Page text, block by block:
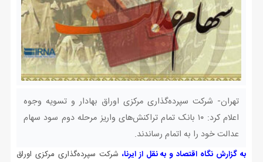
تهران- شرکت سپرده‌گذاری مرکزی اوراق بهادار و تسویه وجوه
اعلام کرد: ۱۰ بانک تمام تراکنش‌های واریز مرحله دوم سود سهام
عدالت خود را به اتمام رساندند.
به گزارش نگاه اقتصاد و به نقل از ایرنا، شرکت سپرده‌گذاری مرکزی اوراق